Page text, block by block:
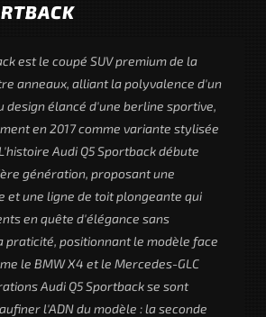
est le coupé SUV premium de la
anneaux, alliant la polyvalence d'un
élancé d'une berline sportive,
en 2017 comme variante stylisée
Audi Q5 Sportback débute
génération, proposant une
et une ligne de toit plongeante qui
en quête d'élégance sans
praticité, positionnant le modèle face
le BMW X4 et le Mercedes-GLC
Audi Q5 Sportback se sont
l'ADN du modèle : la seconde